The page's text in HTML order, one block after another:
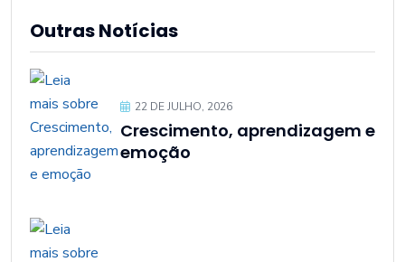
Outras Notícias
22 DE JULHO, 2026
Crescimento, aprendizagem e
emoção